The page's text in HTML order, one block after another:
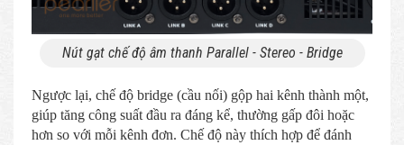
Nút gạt chế độ âm thanh Parallel - Stereo - Bridge
Ngược lại, chế độ bridge (cầu nối) gộp hai kênh thành một,
giúp tăng công suất đầu ra đáng kể, thường gấp đôi hoặc
hơn so với mỗi kênh đơn. Chế độ này thích hợp để đánh